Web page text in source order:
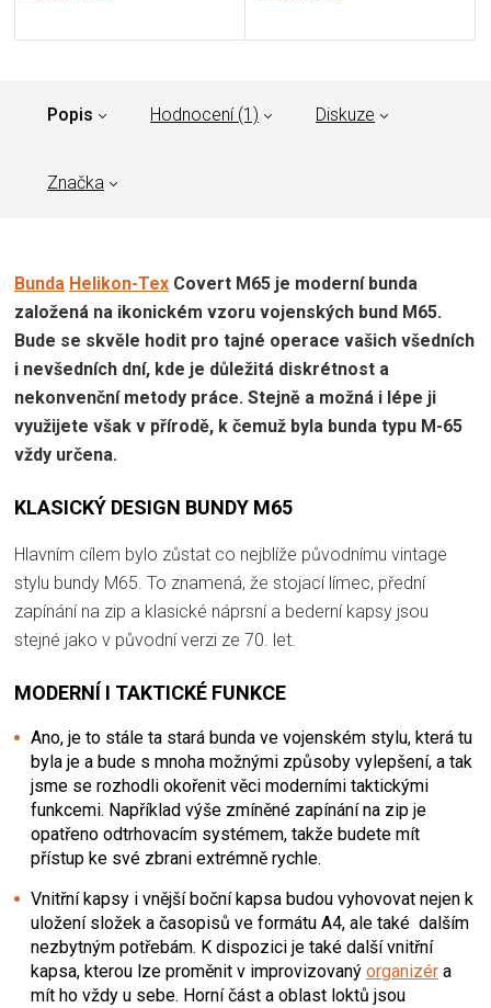
Popis Hodnocení (1) Diskuze
Značka
Bunda Helikon-Tex Covert M65 je moderní bunda
založená na ikonickém vzoru vojenských bund M65.
Bude se skvěle hodit pro tajné operace vašich všedních
i nevšedních dní, kde je důležitá diskrétnost a
nekonvenční metody práce. Stejně a možná i lépe ji
využijete však v přírodě, k čemuž byla bunda typu M-65
vždy určena.
KLASICKÝ DESIGN BUNDY M65
Hlavním cílem bylo zůstat co nejblíže původnímu vintage
stylu bundy M65. To znamená, že stojací límec, přední
zapínání na zip a klasické náprsní a bederní kapsy jsou
stejné jako v původní verzi ze 70. let.
MODERNÍ I TAKTICKÉ FUNKCE
Ano, je to stále ta stará bunda ve vojenském stylu, která tu
byla je a bude s mnoha možnými způsoby vylepšení, a tak
jsme se rozhodli okořenit věci moderními taktickými
funkcemi. Například výše zmíněné zapínání na zip je
opatřeno odtrhovacím systémem, takže budete mít
přístup ke své zbrani extrémně rychle.
Vnitřní kapsy i vnější boční kapsa budou vyhovovat nejen k
uložení složek a časopisů ve formátu A4, ale také dalším
nezbytným potřebám. K dispozici je také další vnitřní
kapsa, kterou lze proměnit v improvizovaný organizér a
mít ho vždy u sebe. Horní část a oblast loktů jsou